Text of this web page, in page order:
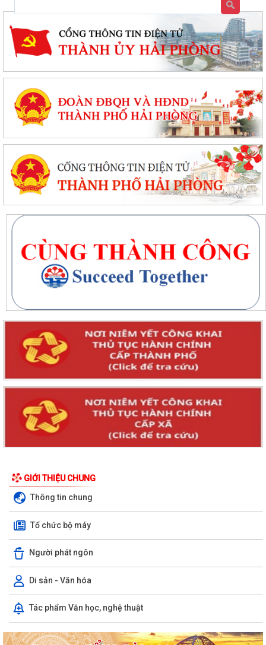
GIỚI THIỆU CHUNG
Thông tin chung
Tổ chức bộ máy
Người phát ngôn
Di sản - Văn hóa
Tác phẩm Văn học, nghệ thuật
Thông báo công khai tình hình thực hiện dự toán ngân sách quý II năm
2026